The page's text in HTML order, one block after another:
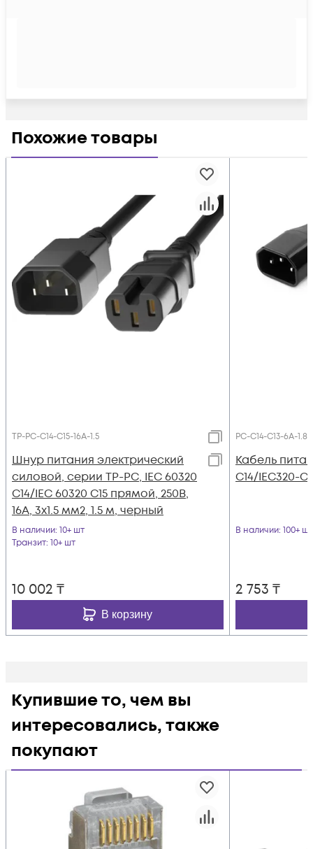
Похожие товары
TP-PC-С14-C15-16A-1.5
Шнур питания электрический
силовой, серии TP-PC, IEC 60320
С14/IEC 60320 С15 прямой, 250B,
16A, 3х1.5 мм2, 1.5 м, черный
В наличии: 10+ шт
Транзит: 10+ шт
10 002 ₸
В корзину
PC-C14-C13-6A-1.8
Кабель
C14/IEC320-
В наличии: 100+ шт
2 753 ₸
Купившие то, чем вы
интересовались, также
покупают